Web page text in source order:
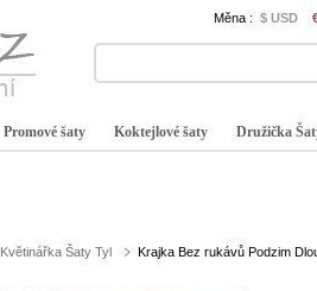
Měna : $ USD
Promové šaty Koktejlové šaty Družička
Květinářka Šaty Tyl Krajka Bez rukávů Podzim